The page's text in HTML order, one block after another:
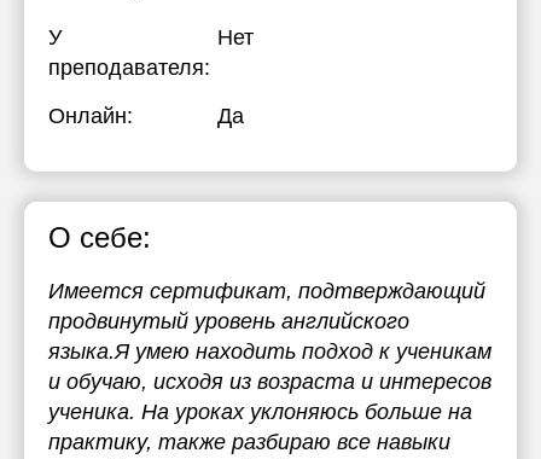
У
преподавателя:
Нет
Онлайн: Да
О себе:
Имеется сертификат, подтверждающий
продвинутый уровень английского
языка.Я умею находить подход к ученикам
и обучаю, исходя из возраста и интересов
ученика. На уроках уклоняюсь больше на
практику, также разбираю все навыки